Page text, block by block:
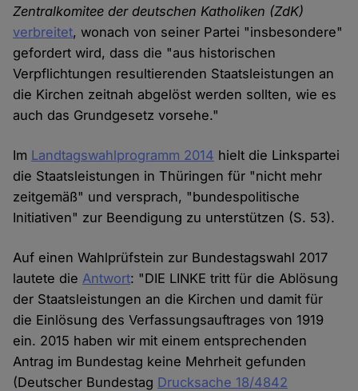
Zentralkomitee der deutschen Katholiken (ZdK)
verbreitet, wonach von seiner Partei "insbesondere"
gefordert wird, dass die "aus historischen
Verpflichtungen resultierenden Staatsleistungen an
die Kirchen zeitnah abgelöst werden sollten, wie es
auch das Grundgesetz vorsehe."
Im Landtagswahlprogramm 2014 hielt die Linkspartei
die Staatsleistungen in Thüringen für "nicht mehr
zeitgemäß" und versprach, "bundespolitische
Initiativen" zur Beendigung zu unterstützen (S. 53).
Auf einen Wahlprüfstein zur Bundestagswahl 2017
lautete dieAntwort: "DIE LINKE tritt für die Ablösung
der Staatsleistungen an die Kirchen und damit für
die Einlösung des Verfassungsauftrages von 1919
ein. 2015 haben wir mit einem entsprechenden
Antrag im Bundestag keine Mehrheit gefunden
(Deutscher Bundestag Drucksache 18/4842